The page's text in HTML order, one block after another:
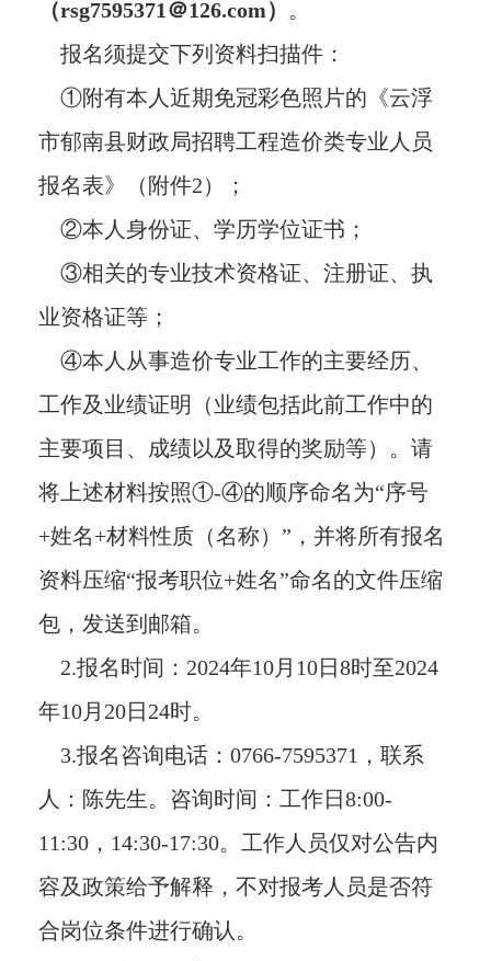
（rsg7595371＠126.com） 。
报名须提交下列资料扫描件：
①附有本人近期免冠彩色照片的《云浮
市郁南县财政局招聘工程造价类专业人员
报名表》（附件2）；
②本人身份证、学历学位证书；
③相关的专业技术资格证、注册证、执
业资格证等；
④本人从事造价专业工作的主要经历、
工作及业绩证明（业绩包括此前工作中的
主要项目、成绩以及取得的奖励等）。请
将上述材料按照①-④的顺序命名为“序号
+姓名+材料性质（名称）”，并将所有报名
资料压缩“报考职位+姓名”命名的文件压缩
包，发送到邮箱。
2.报名时间：2024年10月10日8时至2024
年10月20日24时。
3.报名咨询电话：0766-7595371，联系
人：陈先生。咨询时间：工作日8:00-
11:30，14:30-17:30。工作人员仅对公告内
容及政策给予解释，不对报考人员是否符
合岗位条件进行确认。